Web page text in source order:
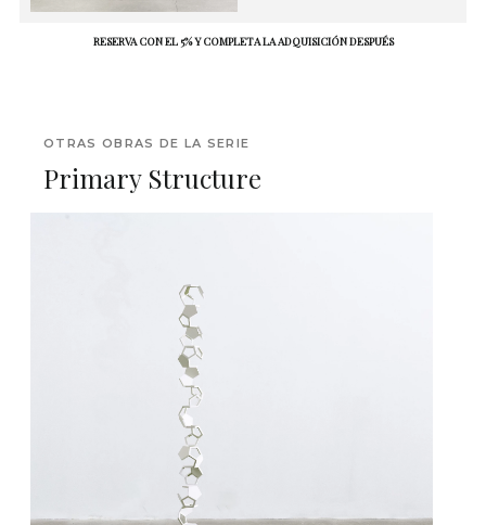
RESERVA CON EL 5% Y COMPLETA LA ADQUISICIÓN DESPUÉS
OTRAS OBRAS DE LA SERIE
Primary Structure